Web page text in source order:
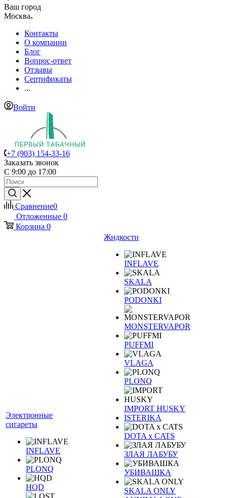
Ваш город
Москва
Контакты
О компании
Блог
Вопрос-ответ
Отзывы
Сертификаты
...
Войти
+7 (903) 154-33-16
Заказать звонок
С 9:00 до 17:00
Сравнение0
Отложенные 0
Корзина 0
Электронные
сигареты
INFLAVE
PLONQ
HQD
Жидкости
INFLAVE
SKALA
PODONKI
MONSTERVAPOR
PUFFMI
VLAGA
PLONQ
IMPORT HUSKY
ISTERIKA
DOTA x CATS
ЗЛАЯ ЛАБУБУ
УБИВАШКА
SKALA ONLY